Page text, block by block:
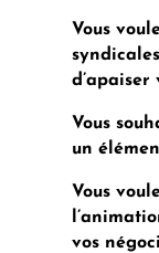
Vous
d’apaiser
Vous
un
Vous
vos